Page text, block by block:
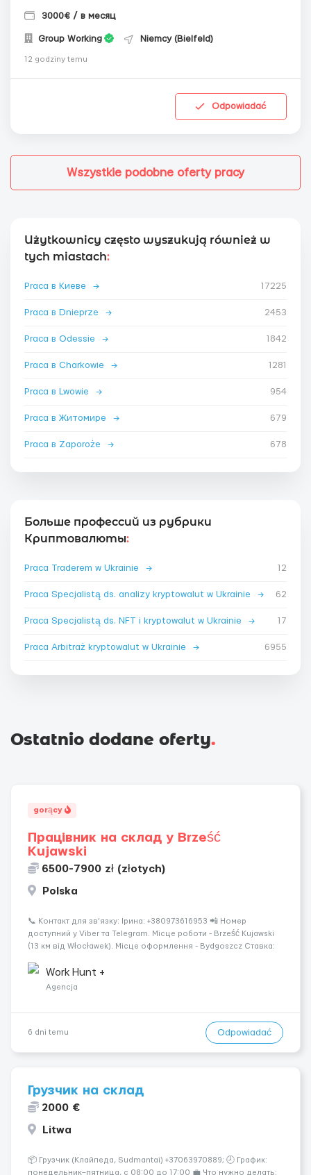
3000€ / в месяц
Group Working Niemcy (Bielfeld)
12 godziny temu
Odpowiadać
Wszystkie podobne oferty pracy
Użytkownicy często wyszukują również w
tych miastach:
Praca в Киеве → 17225
Praca в Dnieprze → 2453
Praca в Odessie → 1842
Praca в Charkowie → 1281
Praca в Lwowie → 954
Praca в Житомире → 679
Praca в Zaporoże → 678
Больше профессий из рубрики
Криптовалюты:
Praca Traderem w Ukrainie → 12
Praca Specjalistą ds. analizy kryptowalut w Ukrainie → 62
Praca Specjalistą ds. NFT i kryptowalut w Ukrainie → 17
Praca Arbitraż kryptowalut w Ukrainie → 6955
Ostatnio dodane oferty.
gorący
Працівник на склад у Brześć
Kujawski
6500-7900 zł (złotych)
Polska
📞 Контакт для зв’язку: Ірина: +380973616953 📲 Номер
доступний у Viber та Telegram. Місце роботи - Brześć Kujawski
(13 км від Włocławek). Місце оформлення - Bydgoszcz Ставка:
вар...Work Hunt +
Agencja
6 dni temu Odpowiadać
Грузчик на склад
2000 €
Litwa
📦 Грузчик (Клайпеда, Sudmantai) +37063970889; 🕗 График:
понедельник–пятница, с 08:00 до 17:00 💼 Что нужно делать: